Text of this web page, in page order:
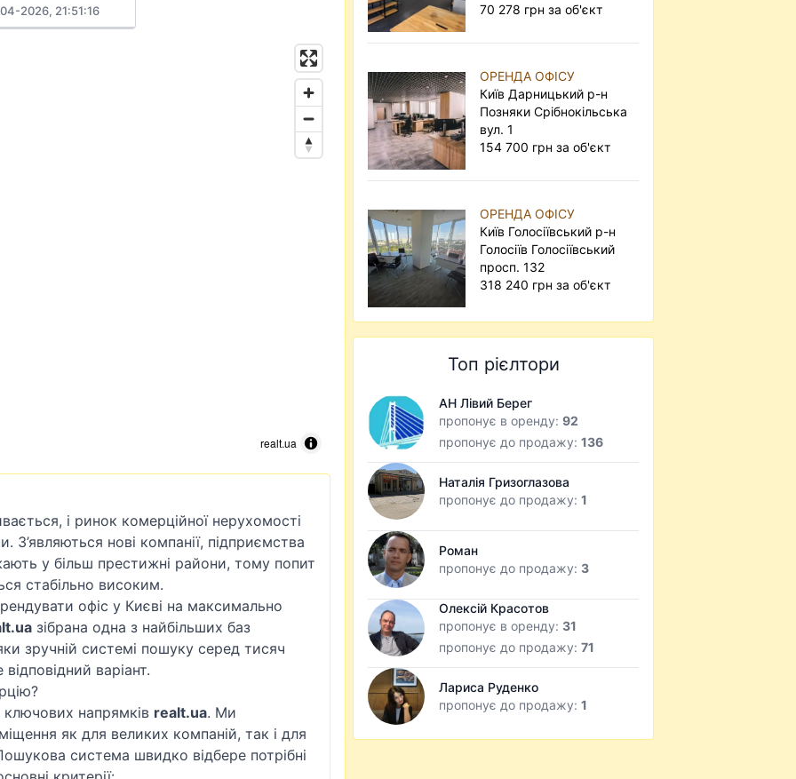
2026, 21:51:16
realt.ua
і ринок комерційної нерухомості
З’являються нові компанії, підприємства
у більш престижні райони, тому попит
стабільно високим.
офіс у Києві на максимально
зібрана одна з найбільших баз
зручній системі пошуку серед тисяч
варіант.
ключових напрямків realt.ua. Ми
як для великих компаній, так і для
система швидко відбере потрібні
70 278 грн за об'єкт
ОРЕНДА ОФІСУ
Київ Дарницький р-н
Позняки Срібнокільська
вул. 1
154 700 грн за об'єкт
ОРЕНДА ОФІСУ
Київ Голосіївський р-н
Голосіїв Голосіївський
просп. 132
318 240 грн за об'єкт
Топ рієлтори
АН Лівий Берег
пропонує в оренду:92
пропонує до продажу:136
Наталія Гризоглазова
пропонує до продажу:1
Роман
пропонує до продажу: 3
Олексій Красотов
пропонує в оренду: 31
пропонує до продажу:71
Лариса Руденко
пропонує до продажу:1